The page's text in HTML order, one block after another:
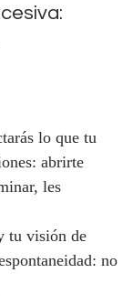
lo que tu
abrirte
les
tu visión de
no